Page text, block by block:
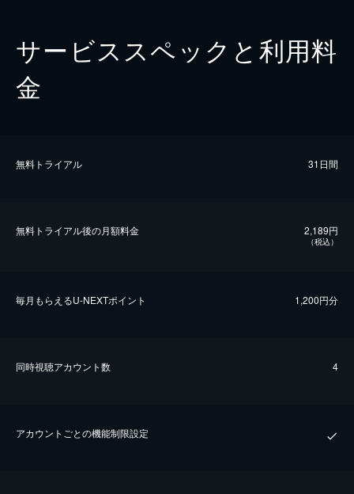
サービススペックと利用料
金
無料トライアル 31日間
無料トライアル後の⽉額料金 2,189円
（税込）
毎⽉もらえるU-NEXTポイント 1,200円分
同時視聴アカウント数 4
アカウントごとの機能制限設定